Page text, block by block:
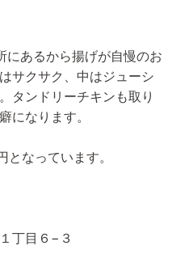
にあるから揚げが自慢のお
サクサク、中はジューシ
タンドリーチキンも取り
になります。
なっています。
丁目６−３